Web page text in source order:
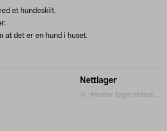
Nettlager
Henter lagerstatus...
et hundeskilt.
at det er en hund i huset.